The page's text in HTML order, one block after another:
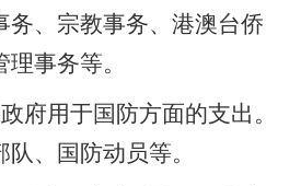
务、宗教事务、港澳台侨
理事务等。
府用于国防方面的支出。
队、国防动员等。